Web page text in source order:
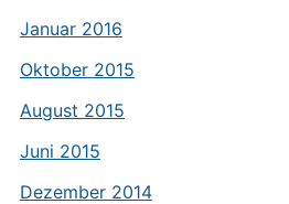
Januar 2016
Oktober 2015
August 2015
Juni 2015
Dezember 2014